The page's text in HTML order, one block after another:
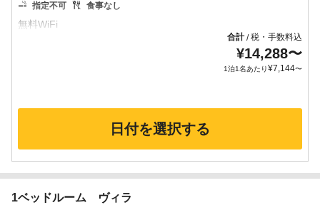
指定不可 食事なし
合計/税・手数料込
¥14,288〜
1泊1名あたり¥7,144〜
日付を選択する
1ベッドルーム ヴィラ